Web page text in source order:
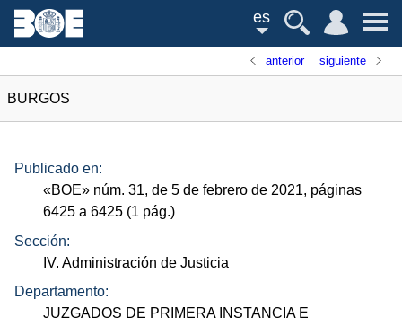
es
anterior siguiente
BURGOS
Publicado en:
«BOE» núm. 31, de 5 de febrero de 2021, páginas
6425 a 6425 (1 pág.)
Sección:
IV. Administración de Justicia
Departamento:
JUZGADOS DE PRIMERA INSTANCIA E